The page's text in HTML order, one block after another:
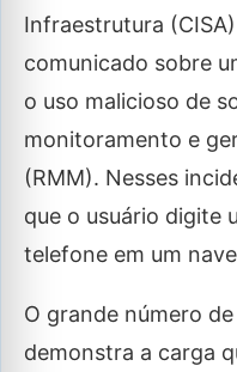
Infraestrutura
comunicado sobre
o uso malicioso de
monitoramento e
(RMM). Nesses
que o usuário digite
telefone em um
O grande número
demonstra a carga